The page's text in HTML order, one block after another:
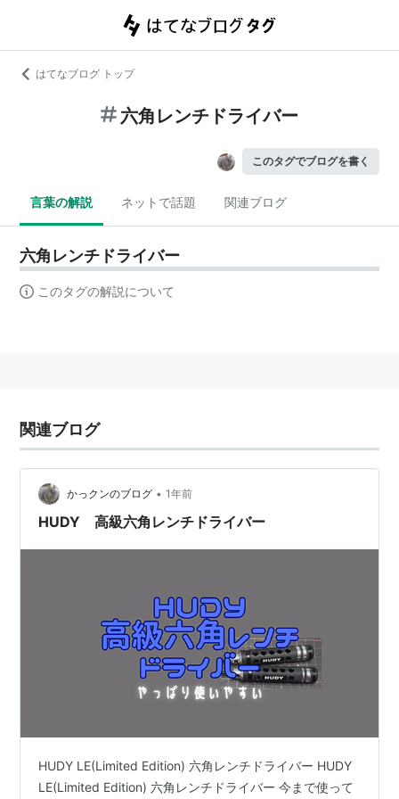
はてなブログ トップ
六角レンチドライバー
このタグでブログを書く
言葉の解説 ネットで話題 関連ブログ
六角レンチドライバー
このタグの解説について
関連ブログ
かっクンのブログ • 1年前
HUDY 高級六角レンチドライバー
HUDY LE(Limited Edition) 六角レンチドライバー HUDY
LE(Limited Edition) 六角レンチドライバー 今まで使って